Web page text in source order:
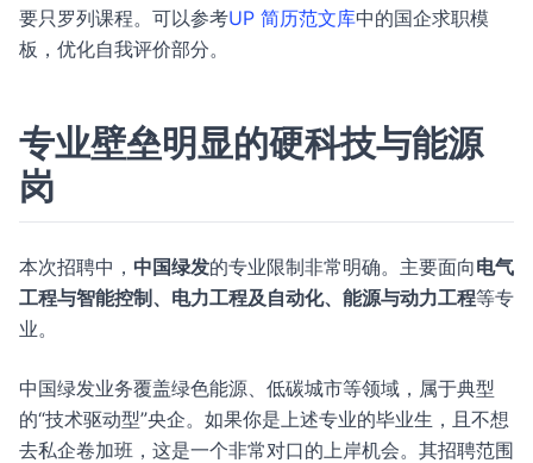
要只罗列课程。可以参考UP 简历范文库中的国企求职模
板，优化自我评价部分。
专业壁垒明显的硬科技与能源
岗
本次招聘中， 中国绿发的专业限制非常明确。主要面向电气
工程与智能控制、电力工程及自动化、能源与动力工程等专
业。
中国绿发业务覆盖绿色能源、低碳城市等领域，属于典型
的“技术驱动型”央企。如果你是上述专业的毕业生，且不想
去私企卷加班，这是一个非常对口的上岸机会。其招聘范围